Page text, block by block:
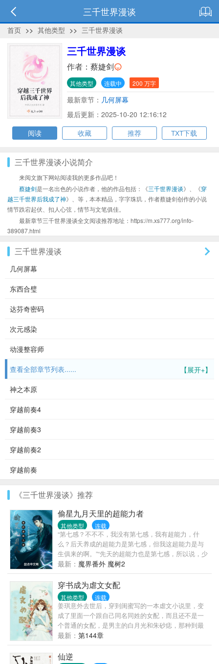
三千世界漫谈
首页 >> 其他类型 >> 三千世界漫谈
三千世界漫谈
作者： 蔡婕剑
其他类型 连载中 200 万字
最新章节： 几何屏幕
最后更新：2025-10-20 12:16:12
阅读
收藏 推荐 TXT下载
三千世界漫谈小说简介
来阅文旗下网站阅读我的更多作品吧！
蔡婕剑是一名出色的小说作者，他的作品包括：《三千世界漫谈》、《穿
越三千世界后我成了神》、等，本本精品，字字珠玑，作者蔡婕剑创作的小说
情节跌宕起伏、扣人心弦，情节与文笔俱佳。
最新章节三千世界漫谈全文阅读推荐地址：https://m.xs777.org/info-
389087.html
三千世界漫谈
几何屏幕
东西合璧
达芬奇密码
次元感染
动漫整容师
【展开+】
查看全部章节列表......
神之本原
穿越前奏4
穿越前奏3
穿越前奏2
穿越前奏
《三千世界漫谈》推荐
偷星九月天里的超能力者
其他类型 连载
“第七感？不不不，我没有第七感，我有超能力，什
么？后天养成的超能力是第七感，但我这超能力是与
生俱来的啊。”“先天的超能力也是第七感，所以说，少
年，拯救世界吧！”“好吧，你说是就是，等等，你这是
传销吧！”至此，少年长蛇踏上了VV学院拯救世界的...
最新： 魔界番外 魔树2
穿书成为虐文女配
其他类型 连载
姜琪意外去世后，穿到闺蜜写的一本虐文小说里，变
成了里面一个跟自己同名同姓的女配，而且还不是一
个普通的女配，是男主的白月光和朱砂痣，那种到最
后必死的角色。而为了保证世界不会崩塌姜琪任务也
就只有两个：第一维护好人设并走完剧情。第二必须
确保男女主...
最新： 第144章
仙逆